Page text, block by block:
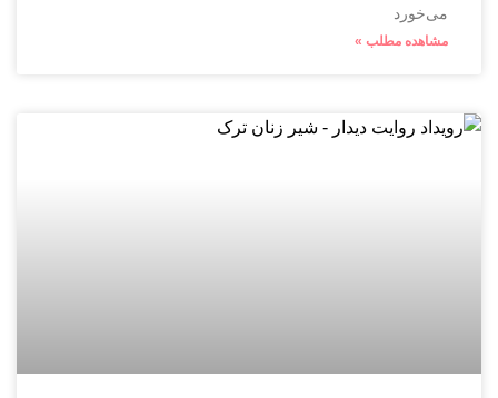
می‌خورد
مشاهده مطلب »